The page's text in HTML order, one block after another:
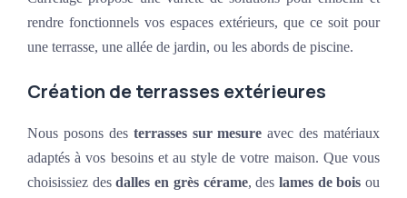
rendre fonctionnels vos espaces extérieurs, que ce soit pour
une terrasse, une allée de jardin, ou les abords de piscine.
Création de terrasses extérieures
Nous posons des terrasses sur mesure avec des matériaux
adaptés à vos besoins et au style de votre maison. Que vous
choisissiez desdalles en grès cérame, des lames de bois ou